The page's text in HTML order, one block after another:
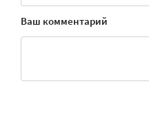
Ваш комментарий